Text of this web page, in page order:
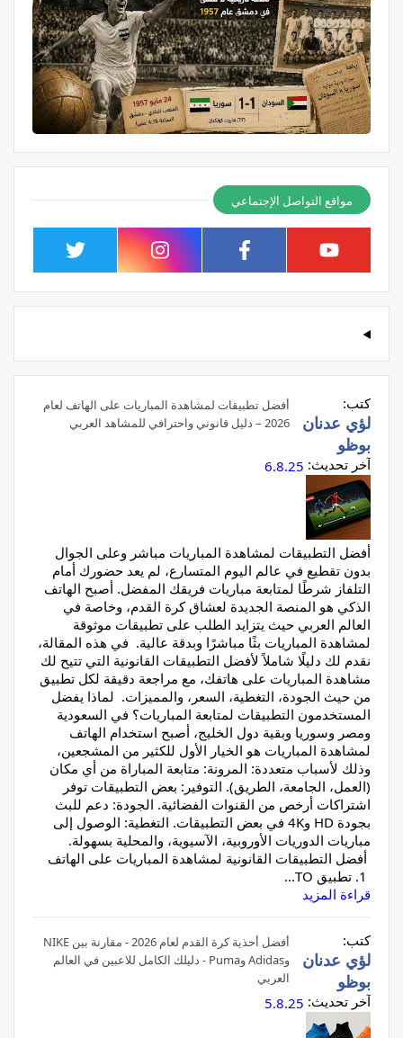
مواقع التواصل الإجتماعي
أفضل تطبيقات لمشاهدة المباريات على الهاتف لعام
2026 – دليل قانوني واحترافي للمشاهد العربي
كتب:
لؤي عدنان
بوظو
آخر تحديث: 6.8.25
أفضل التطبيقات لمشاهدة المباريات مباشر وعلى الجوال
بدون تقطيع في عالم اليوم المتسارع، لم يعد حضورك أمام
التلفاز شرطًا لمتابعة مباريات فريقك المفضل. أصبح الهاتف
الذكي هو المنصة الجديدة لعشاق كرة القدم، وخاصة في
العالم العربي حيث يتزايد الطلب على تطبيقات موثوقة
لمشاهدة المباريات بثًا مباشرًا وبدقة عالية. في هذه المقالة،
نقدم لك دليلًا شاملاً لأفضل التطبيقات القانونية التي تتيح لك
مشاهدة المباريات على هاتفك، مع مراجعة دقيقة لكل تطبيق
من حيث الجودة، التغطية، السعر، والمميزات. لماذا يفضل
المستخدمون التطبيقات لمتابعة المباريات؟ في السعودية
ومصر وسوريا وبقية دول الخليج، أصبح استخدام الهاتف
لمشاهدة المباريات هو الخيار الأول للكثير من المشجعين،
وذلك لأسباب متعددة: المرونة: متابعة المباراة من أي مكان
(العمل، الجامعة، الطريق). التوفير: بعض التطبيقات توفر
اشتراكات أرخص من القنوات الفضائية. الجودة: دعم للبث
بجودة HD و4K في بعض التطبيقات. التغطية: الوصول إلى
مباريات الدوريات الأوروبية، الآسيوية، والمحلية بسهولة.
أفضل التطبيقات القانونية لمشاهدة المباريات على الهاتف
قراءة المزيد
أفضل أحذية كرة القدم لعام 2026 - مقارنة بين NIKE
وAdidas وPuma - دليلك الكامل للاعبين في العالم
العربي
كتب:
لؤي عدنان
بوظو
آخر تحديث: 5.8.25